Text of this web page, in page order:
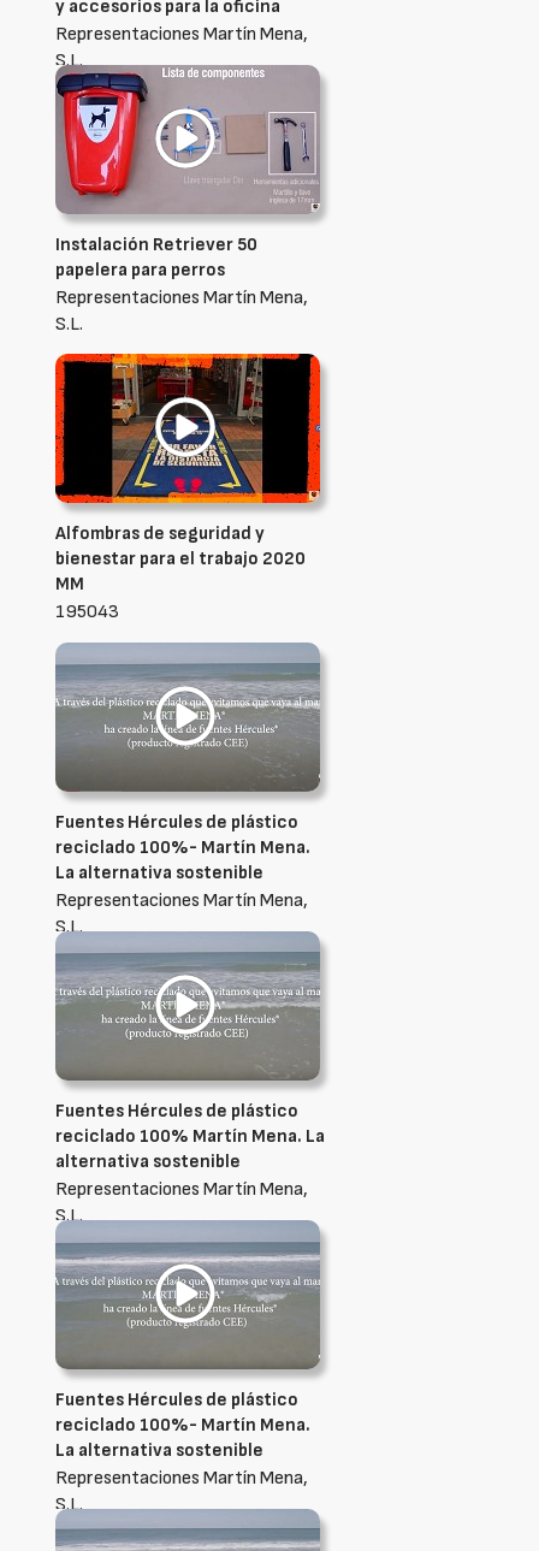
y accesorios para la oficina
Representaciones Martín Mena,
S.L.
Instalación Retriever 50
papelera para perros
Representaciones Martín Mena,
S.L.
Alfombras de seguridad y
bienestar para el trabajo 2020
MM
195043
Fuentes Hércules de plástico
reciclado 100%- Martín Mena.
La alternativa sostenible
Representaciones Martín Mena,
S.L.
Fuentes Hércules de plástico
reciclado 100% Martín Mena. La
alternativa sostenible
Representaciones Martín Mena,
S.L.
Fuentes Hércules de plástico
reciclado 100%- Martín Mena.
La alternativa sostenible
Representaciones Martín Mena,
S.L.